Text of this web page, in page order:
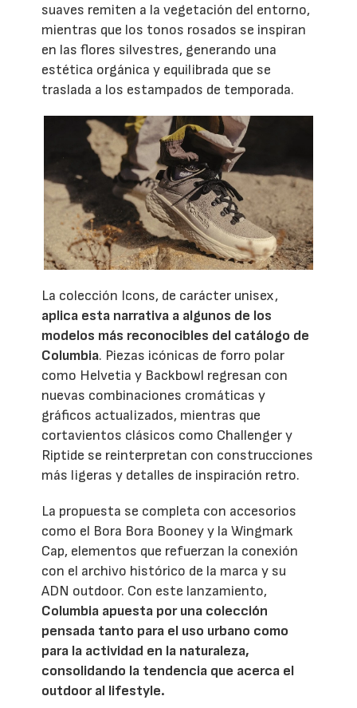
suaves remiten a la vegetación del entorno,
mientras que los tonos rosados se inspiran
en las flores silvestres, generando una
estética orgánica y equilibrada que se
traslada a los estampados de temporada.
La colección Icons, de carácter unisex,
aplica esta narrativa a algunos de los
modelos más reconocibles del catálogo de
Columbia. Piezas icónicas de forro polar
como Helvetia y Backbowl regresan con
nuevas combinaciones cromáticas y
gráficos actualizados, mientras que
cortavientos clásicos como Challenger y
Riptide se reinterpretan con construcciones
más ligeras y detalles de inspiración retro.
La propuesta se completa con accesorios
como el Bora Bora Booney y la Wingmark
Cap, elementos que refuerzan la conexión
con el archivo histórico de la marca y su
ADN outdoor. Con este lanzamiento,
Columbia apuesta por una colección
pensada tanto para el uso urbano como
para la actividad en la naturaleza,
consolidando la tendencia que acerca el
outdoor al lifestyle.